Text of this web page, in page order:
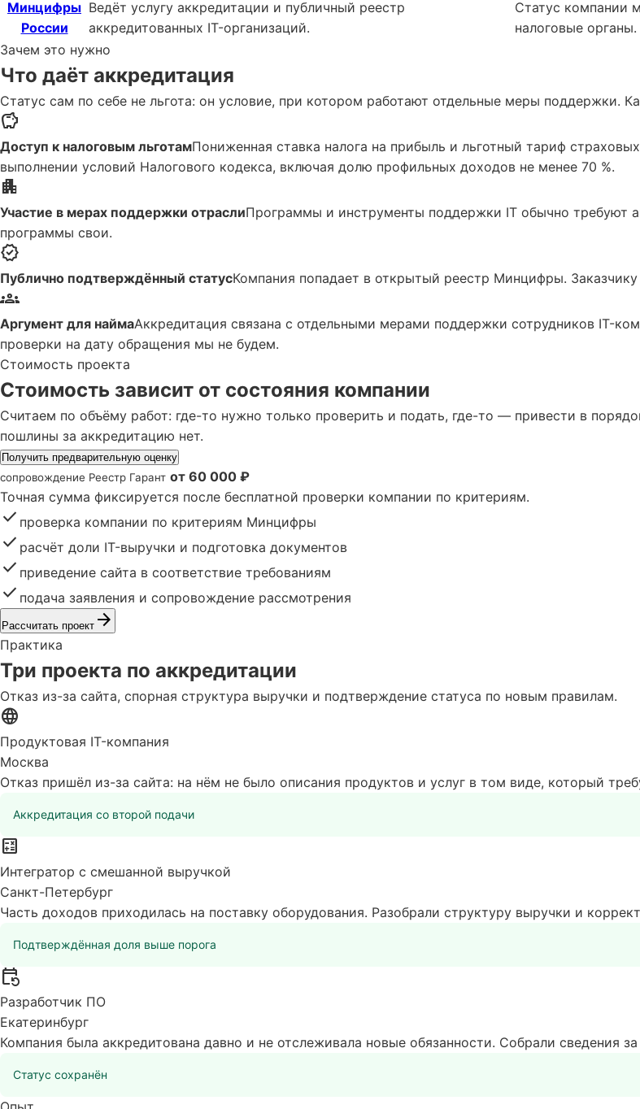
Минцифры
России
Ведёт услугу аккредитации и публичный реестр
аккредитованных IT-организаций.
Статус компании
налоговые органы.
Зачем это нужно
Что даёт аккредитация
Статус сам по себе не льгота: он условие, при котором работают отдельные меры поддержки.
savings
Доступ к налоговым льготамПониженная ставка налога на прибыль и льготный тариф
выполнении условий Налогового кодекса, включая долю профильных доходов не менее 70 %.
apartment
Участие в мерах поддержки отраслиПрограммы и инструменты поддержки IT обычно требуют
программы свои.
verified
Публично подтверждённый статусКомпания попадает в открытый реестр Минцифры.
groups
Аргумент для наймаАккредитация связана с отдельными мерами поддержки сотрудников IT-
проверки на дату обращения мы не будем.
Стоимость проекта
Стоимость зависит от состояния компании
Считаем по объёму работ: где-то нужно только проверить и подать, где-то — привести в
пошлины за аккредитацию нет.
Получить предварительную оценку
сопровождение Реестр Гарант от 60 000 ₽
Точная сумма фиксируется после бесплатной проверки компании по критериям.
check проверка компании по критериям Минцифры
check расчёт доли IT-выручки и подготовка документов
check приведение сайта в соответствие требованиям
check подача заявления и сопровождение рассмотрения
Рассчитать проект arrow_forward
Практика
Три проекта по аккредитации
Отказ из-за сайта, спорная структура выручки и подтверждение статуса по новым правилам.
language
Продуктовая IT-компания
Москва
Отказ пришёл из-за сайта: на нём не было описания продуктов и услуг в том виде, который
Аккредитация со второй подачи
calculate
Интегратор с смешанной выручкой
Санкт-Петербург
Часть доходов приходилась на поставку оборудования. Разобрали структуру выручки и
Подтверждённая доля выше порога
event_repeat
Разработчик ПО
Екатеринбург
Компания была аккредитована давно и не отслеживала новые обязанности. Собрали сведения
Статус сохранён